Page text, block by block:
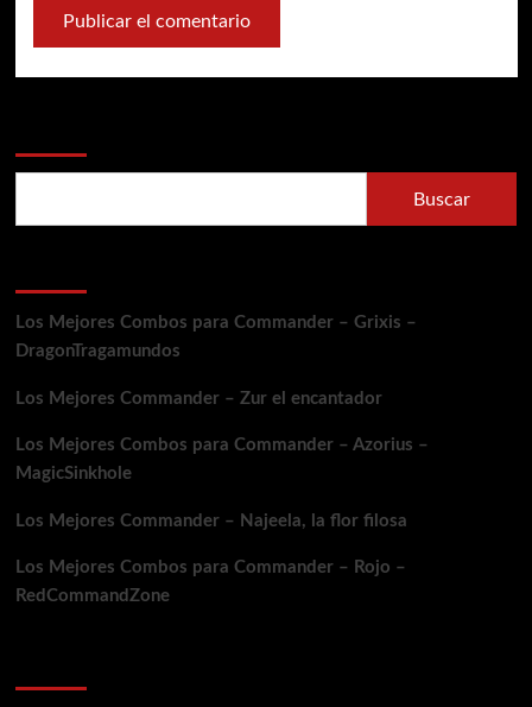
Buscar
Los Mejores Combos para Commander – Grixis –
DragonTragamundos
Los Mejores Commander – Zur el encantador
Los Mejores Combos para Commander – Azorius –
MagicSinkhole
Los Mejores Commander – Najeela, la flor filosa
Los Mejores Combos para Commander – Rojo –
RedCommandZone